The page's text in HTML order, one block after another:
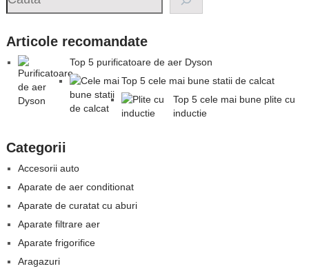
Articole recomandate
Top 5 purificatoare de aer Dyson
Top 5 cele mai bune statii de calcat
Top 5 cele mai bune plite cu
inductie
Categorii
Accesorii auto
Aparate de aer conditionat
Aparate de curatat cu aburi
Aparate filtrare aer
Aparate frigorifice
Aragazuri